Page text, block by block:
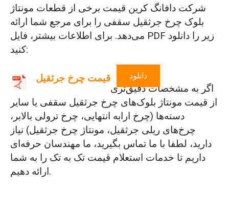
شرکت دافانگ کرین قیمت برخی از قطعات مونتاژ
بلوک چرخ جرثقیل سقفی را برای مرجع شما ارائه
می‌دهد. برای اطلاعات بیشتر، فایل PDF زیر را دانلود
کنید:
قیمت چرخ جرثقیل دانلود
اگر به مشخصات دقیق‌تری
از قیمت مونتاژ بلوک‌های چرخ جرثقیل سقفی یا سایر
دسته‌ها (چرخ ارابه انتهایی، چرخ ترولی بالابر،
چرخ‌های ریلی جرثقیل، مونتاژ چرخ جرثقیل) نیاز
دارید، لطفا با ما تماس بگیرید، ما مهندسان حرفه‌ای
داریم تا خدمات استعلام قیمت تک به تک را به شما
ارائه دهیم.